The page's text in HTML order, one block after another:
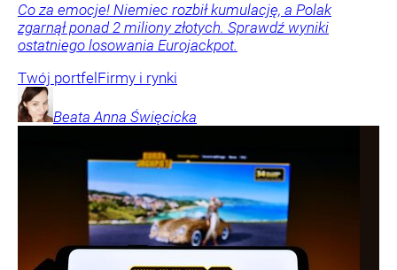
Co za emocje! Niemiec rozbił kumulację, a Polak
zgarnął ponad 2 miliony złotych. Sprawdź wyniki
ostatniego losowania Eurojackpot.
Twój portfel Firmy i rynki
Beata Anna Święcicka